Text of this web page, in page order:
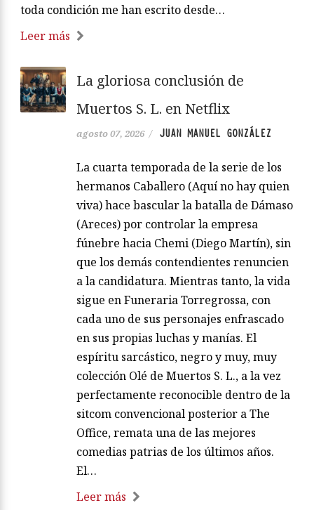
toda condición me han escrito desde…
Leer más
La gloriosa conclusión de
Muertos S. L. en Netflix
agosto 07, 2026 / JUAN MANUEL GONZÁLEZ
La cuarta temporada de la serie de los
hermanos Caballero (Aquí no hay quien
viva) hace bascular la batalla de Dámaso
(Areces) por controlar la empresa
fúnebre hacia Chemi (Diego Martín), sin
que los demás contendientes renuncien
a la candidatura. Mientras tanto, la vida
sigue en Funeraria Torregrossa, con
cada uno de sus personajes enfrascado
en sus propias luchas y manías. El
espíritu sarcástico, negro y muy, muy
colección Olé de Muertos S. L., a la vez
perfectamente reconocible dentro de la
sitcom convencional posterior a The
Office, remata una de las mejores
comedias patrias de los últimos años.
El…
Leer más